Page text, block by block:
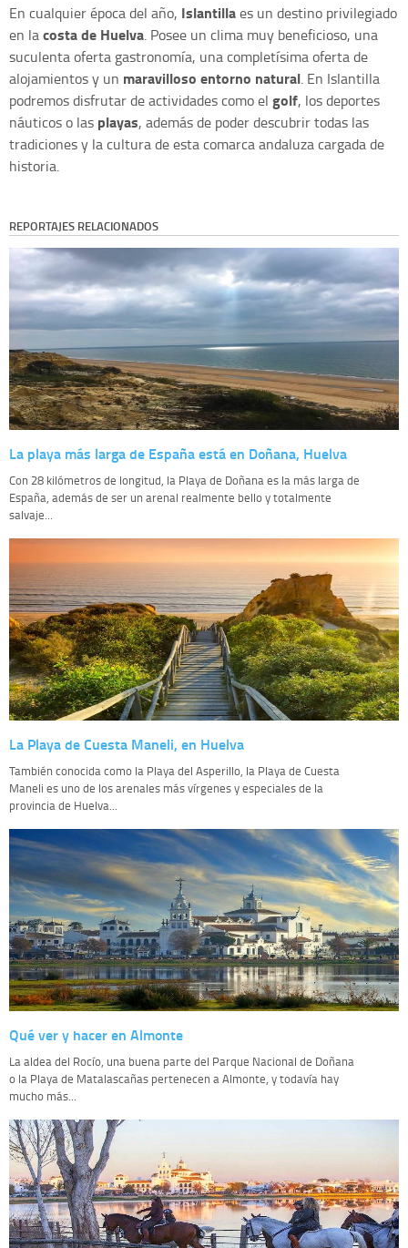
En cualquier época del año, Islantillaes un destino privilegiado
en lacosta de Huelva. Posee un clima muy beneficioso, una
suculenta oferta gastronomía, una completísima oferta de
alojamientos y un maravilloso entorno natural. En Islantilla
podremos disfrutar de actividades como el golf, los deportes
náuticos o las playas, además de poder descubrir todas las
tradiciones y la cultura de esta comarca andaluza cargada de
historia.
REPORTAJES RELACIONADOS
La playa más larga de España está en Doñana, Huelva
Con 28 kilómetros de longitud, la Playa de Doñana es la más larga de
España, además de ser un arenal realmente bello y totalmente
salvaje...
La Playa de Cuesta Maneli, en Huelva
También conocida como la Playa del Asperillo, la Playa de Cuesta
Maneli es uno de los arenales más vírgenes y especiales de la
provincia de Huelva...
Qué ver y hacer en Almonte
La aldea del Rocío, una buena parte del Parque Nacional de Doñana
o la Playa de Matalascañas pertenecen a Almonte, y todavía hay
mucho más...